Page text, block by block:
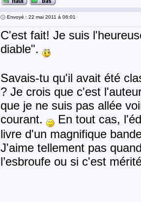
Envoyé : 22 mai 2011 à 06:01
C'est fait! Je suis
diable".
Savais-tu qu'il avait été
? Je crois que c'est
que je ne suis pas allée
courant.
En tout cas,
livre d'un magnifique
J'aime tellement pas
l’esbroufe ou si c'est